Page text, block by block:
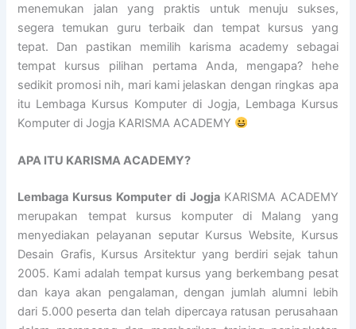
menemukan jalan yang praktis untuk menuju sukses,
segera temukan guru terbaik dan tempat kursus yang
tepat. Dan pastikan memilih karisma academy sebagai
tempat kursus pilihan pertama Anda, mengapa? hehe
sedikit promosi nih, mari kami jelaskan dengan ringkas apa
itu Lembaga Kursus Komputer di Jogja, Lembaga Kursus
Komputer di Jogja KARISMA ACADEMY
APA ITU KARISMA ACADEMY?
Lembaga Kursus Komputer di Jogja KARISMA ACADEMY
merupakan tempat kursus komputer di Malang yang
menyediakan pelayanan seputar Kursus Website, Kursus
Desain Grafis, Kursus Arsitektur yang berdiri sejak tahun
2005. Kami adalah tempat kursus yang berkembang pesat
dan kaya akan pengalaman, dengan jumlah alumni lebih
dari 5.000 peserta dan telah dipercaya ratusan perusahaan